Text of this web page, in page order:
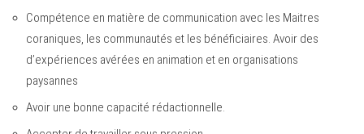
Compétence en matière de communication avec les Maitres
coraniques, les communautés et les bénéficiaires. Avoir des
d’expériences avérées en animation et en organisations
paysannes
Avoir une bonne capacité rédactionnelle.